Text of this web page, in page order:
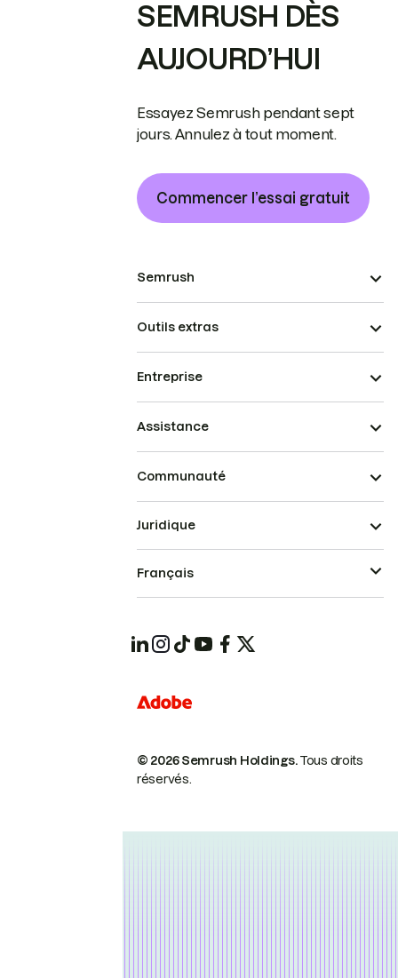
SEMRUSH DÈS
AUJOURD’HUI
Essayez Semrush pendant sept
jours. Annulez à tout moment.
Commencer l’essai gratuit
Semrush
Outils extras
Entreprise
Assistance
Communauté
© 2026 Semrush Holdings.Tous droits
réservés.
Juridique
Français